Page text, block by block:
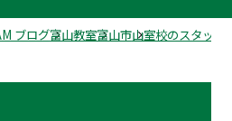
ブログ富山教室富山市山室校のスタッフ